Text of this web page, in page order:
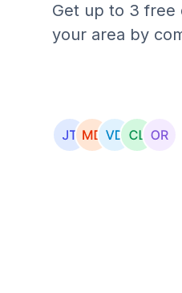
Get up to 3 free
your area by